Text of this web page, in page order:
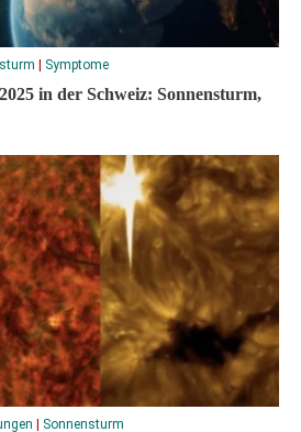
| Symptome
in der Schweiz: Sonnensturm,
| Sonnensturm